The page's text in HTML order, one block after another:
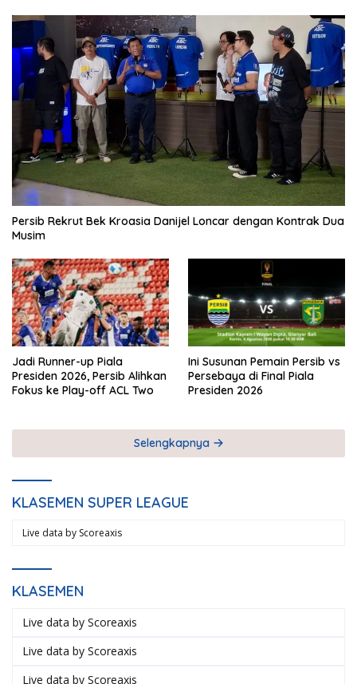
Persib Rekrut Bek Kroasia Danijel Loncar dengan Kontrak Dua
Musim
Jadi Runner-up Piala
Presiden 2026, Persib Alihkan
Fokus ke Play-off ACL Two
Ini Susunan Pemain Persib vs
Persebaya di Final Piala
Presiden 2026
Selengkapnya
KLASEMEN SUPER LEAGUE
Live data by Scoreaxis
KLASEMEN
Live data by Scoreaxis
Live data by Scoreaxis
Live data by Scoreaxis